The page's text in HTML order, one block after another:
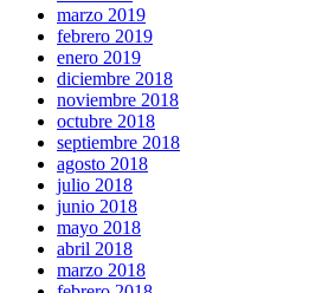
marzo 2019
febrero 2019
enero 2019
diciembre 2018
noviembre 2018
octubre 2018
septiembre 2018
agosto 2018
julio 2018
junio 2018
mayo 2018
abril 2018
marzo 2018